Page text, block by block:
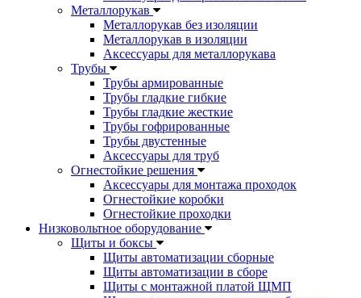
Металлорукав
Металлорукав без изоляции
Металлорукав в изоляции
Аксессуары для металлорукава
Трубы
Трубы армированные
Трубы гладкие гибкие
Трубы гладкие жесткие
Трубы гофрированные
Трубы двустенные
Аксессуары для труб
Огнестойкие решения
Аксессуары для монтажа проходок
Огнестойкие коробки
Огнестойкие проходки
Низковольтное оборудование
Щиты и боксы
Щиты автоматизации сборные
Щиты автоматизации в сборе
Щиты с монтажной платой ЩМП